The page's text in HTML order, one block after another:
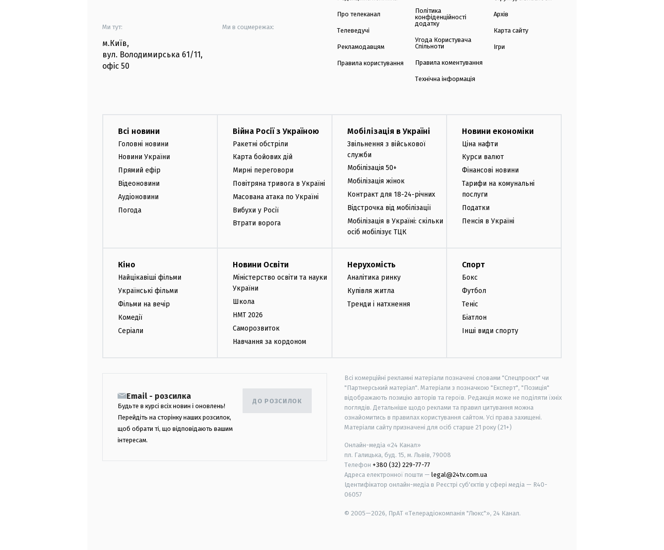
Ми тут:
м.Київ,
вул. Володимирська 61/11,
офіс 50
Ми в соцмережах:
Про телеканал
Телеведучі
Рекламодавцям
Правила користування
Політика
конфіденційності
додатку
Угода Користувача
Спільноти
Правила коментування
Технічна інформація
Архів
Карта сайту
Ігри
Всі новини
Головні новини
Новини України
Прямий ефір
Відеоновини
Аудіоновини
Погода
Війна Росії з Україною
Ракетні обстріли
Карта бойових дій
Мирні переговори
Повітряна тривога в Україні
Масована атака по Україні
Вибухи у Росії
Втрати ворога
Мобілізація в Україні
Звільнення з військової
служби
Мобілізація 50+
Мобілізація жінок
Контракт для 18-24-річних
Відстрочка від мобілізації
Мобілізація в Україні: скільки
осіб мобілізує ТЦК
Новини економіки
Ціна нафти
Курси валют
Фінансові новини
Тарифи на комунальні
послуги
Податки
Пенсія в Україні
Кіно
Найцікавіші фільми
Українські фільми
Фільми на вечір
Комедії
Серіали
Новини Освіти
Міністерство освіти та науки
України
Школа
НМТ 2026
Саморозвиток
Навчання за кордоном
Нерухомість
Аналітика ринку
Купівля житла
Тренди і натхнення
Спорт
Бокс
Футбол
Теніс
Біатлон
Інші види спорту
Email - розсилка
Будьте в курсі всіх новин і оновлень!
Перейдіть на сторінку наших розсилок,
щоб обрати ті, що відповідають вашим
інтересам.
ДО РОЗСИЛОК
Всі комерційні рекламні матеріали позначені словами "Спецпроєкт" чи
"Партнерський матеріал". Матеріали з позначкою "Експерт", "Позиція"
відображають позицію авторів та героїв. Редакція може не поділяти їхніх
поглядів. Детальніше щодо реклами та правил цитування можна
ознайомитись в правилах користування сайтом. Усі права захищені.
Матеріали сайту призначені для осіб старше 21 року (21+)
Онлайн-медіа «24 Канал»
пл. Галицька, буд. 15, м. Львів, 79008
Телефон +380 (32) 229-77-77
Адреса електронної пошти — legal@24tv.com.ua
Ідентифікатор онлайн-медіа в Реєстрі суб'єктів у сфері медіа — R40-
06057
© 2005—2026, ПрАТ «Телерадіокомпанія "Люкс"», 24 Канал.